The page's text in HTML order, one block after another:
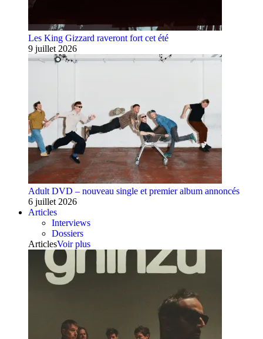
Les King Gizzard raveront fort cet été
9 juillet 2026
Adult DVD – nouveau single et premier album annoncés
6 juillet 2026
Articles
Interviews
Dossiers
ArticlesVoir plus